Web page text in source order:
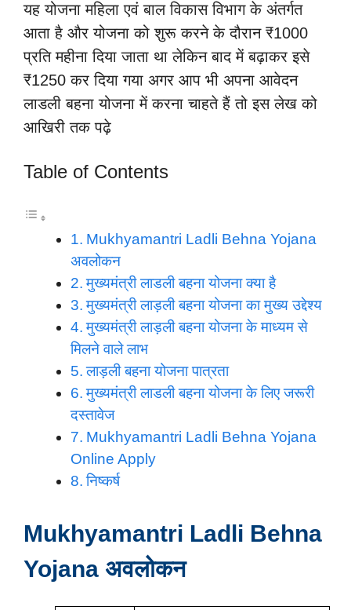
यह योजना महिला एवं बाल विकास विभाग के अंतर्गत
आता है और योजना को शुरू करने के दौरान ₹1000
प्रति महीना दिया जाता था लेकिन बाद में बढ़ाकर इसे
₹1250 कर दिया गया अगर आप भी अपना आवेदन
लाडली बहना योजना में करना चाहते हैं तो इस लेख को
आखिरी तक पढ़े
Table of Contents
Mukhyamantri Ladli Behna Yojana
अवलोकन
मुख्यमंत्री लाडली बहना योजना क्या है
मुख्यमंत्री लाड़ली बहना योजना का मुख्य उद्देश्य
मुख्यमंत्री लाड़ली बहना योजना के माध्यम से
मिलने वाले लाभ
लाड़ली बहना योजना पात्रता
मुख्यमंत्री लाडली बहना योजना के लिए जरूरी
दस्तावेज
Mukhyamantri Ladli Behna Yojana
Online Apply
निष्कर्ष
Mukhyamantri Ladli Behna
Yojana अवलोकन